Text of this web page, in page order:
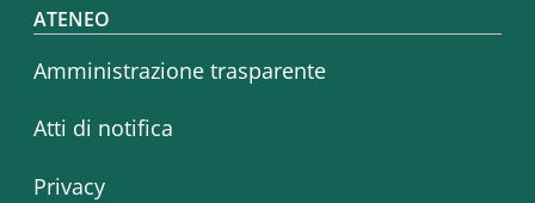
Footer menu
ATENEO
Amministrazione trasparente
Atti di notifica
Privacy